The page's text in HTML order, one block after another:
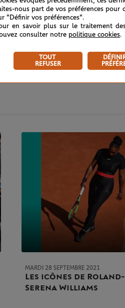
MARDI 28 SEPTEMBRE 2021
Les icônes de
Serena Williams
nous part de vos préférences pour
"Définir vos préférences".
en savoir plus sur le traitement
consulter notre politique cookies.
TOUT
REFUSER